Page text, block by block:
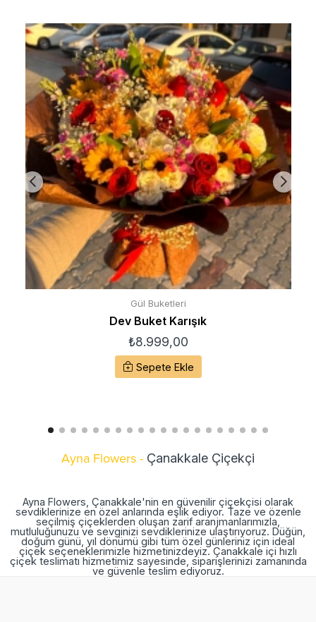
Gül Buketleri
Dev Buket Karışık
₺8.999,00
Sepete Ekle
Ayna Flowers - Çanakkale Çiçekçi
Ayna Flowers, Çanakkale'nin en güvenilir çiçekçisi olarak
sevdiklerinize en özel anlarında eşlik ediyor. Taze ve özenle
seçilmiş çiçeklerden oluşan zarif aranjmanlarımızla,
mutluluğunuzu ve sevginizi sevdiklerinize ulaştırıyoruz. Düğün,
doğum günü, yıl dönümü gibi tüm özel günleriniz için ideal
çiçek seçeneklerimizle hizmetinizdeyiz. Çanakkale içi hızlı
çiçek teslimatı hizmetimiz sayesinde, siparişlerinizi zamanında
ve güvenle teslim ediyoruz.